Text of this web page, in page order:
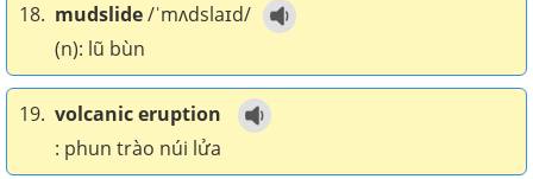
18. mudslide/ˈmʌdslaɪd/
(n): lũ bùn
19. volcanic eruption
: phun trào núi lửa